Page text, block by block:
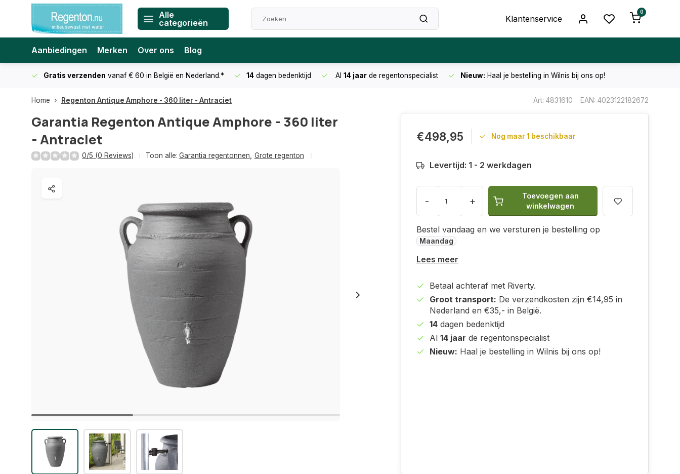
Alle
categorieën
Klantenservice
0
Aanbiedingen Merken Over ons Blog
Gratis verzenden vanaf € 60 in België en Nederland.* 14 dagen bedenktijd Al 14 jaar de regentonspecialist Nieuw: Haal je bestelling in Wilnis bij ons op!
Home Regenton Antique Amphore - 360 liter - Antraciet Art: 4831610 EAN: 4023122182672
Garantia Regenton Antique Amphore - 360 liter
- Antraciet
0/5 (0 Reviews) Toon alle: Garantia regentonnen Grote regenton
€498,95 Nog maar 1 beschikbaar
Levertijd: 1 - 2 werkdagen
- +
Toevoegen aan
winkelwagen
Bestel vandaag en we versturen je bestelling op
Maandag
Lees meer
Betaal achteraf met Riverty.
Groot transport: De verzendkosten zijn €14,95 in
Nederland en €35,- in België.
14 dagen bedenktijd
Al 14 jaar de regentonspecialist
Nieuw: Haal je bestelling in Wilnis bij ons op!